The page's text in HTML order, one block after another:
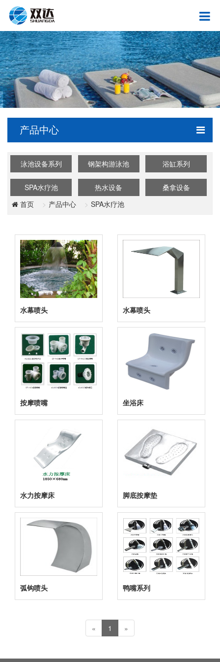
产品中心
泳池设备系列 钢架构游泳池 浴缸系列
SPA水疗池 热水设备 桑拿设备
首页 产品中心 SPA水疗池
水幕喷头 水幕喷头
按摩喷嘴 坐浴床
水力按摩床 脚底按摩垫
弧钩喷头 鸭嘴系列
« 1 »